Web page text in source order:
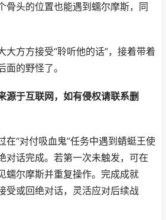
骨头的位置也能遇到蠕尔摩斯，同
大方方接受“聆听他的话”，接着带着
的野怪了。
源于互联网，如有侵权请联系删
在“对付吸血鬼”任务中遇到蜻蜓王使
对话完成。若第一次未触发，可在
蠕尔摩斯并重复操作。完成成就
受或回绝对话，灵活应对后续战